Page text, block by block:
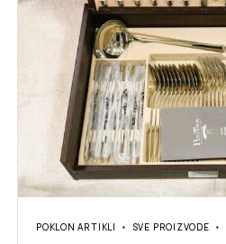
POKLON ARTIKLI SVE PROIZVODE